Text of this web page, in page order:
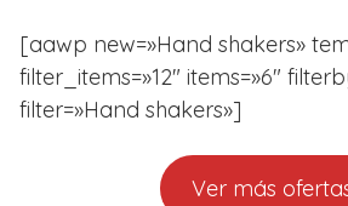
[aawp new=»Hand shakers»
filter_items=»12″ items=»6″
filter=»Hand shakers»]
Ver más